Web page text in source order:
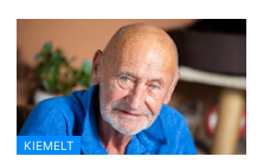
KIEMELT